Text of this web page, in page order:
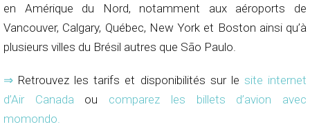
en Amérique du Nord, notamment aux aéroports de
Vancouver, Calgary, Québec, New York et Boston ainsi qu’à
plusieurs villes du Brésil autres que São Paulo.
⇒ Retrouvez les tarifs et disponibilités sur le site internet
d’Air Canada ou comparez les billets d’avion avec
momondo